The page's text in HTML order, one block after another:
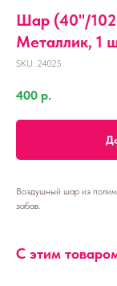
Шар (40''/102
Металлик, 1
SKU: 24025
400 р.
Воздушный шар из
забав.
С этим